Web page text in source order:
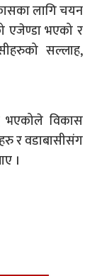
लागि चयन
एजेण्डा भएको र
सल्लाह,
भएकोले विकास
र वडाबासीसंग
।